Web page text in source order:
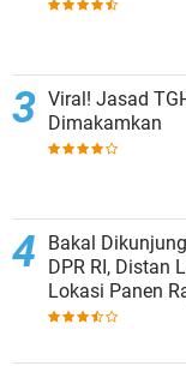
Viral! Jasad
Dimakamkan
Bakal
DPR RI, Distan
Lokasi Panen